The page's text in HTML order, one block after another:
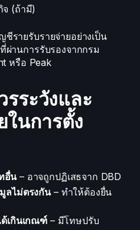
(ถ้ามี)
รายรับรายจ่ายอย่างเป็น
านการรับรองจากกรม
หรือ Peak
ระวังและ
นการตั้ง
อื่น– อาจถูกปฏิเสธจาก DBD
ลไม่ตรงกัน– ทำให้ต้องยื่น
เกินเกณฑ์ – มีโทษปรับ